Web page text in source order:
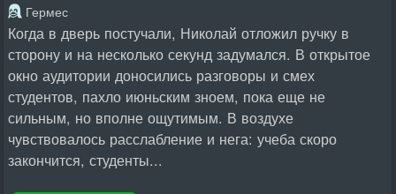
Гермес
Когда в дверь постучали, Николай отложил ручку в
сторону и на несколько секунд задумался. В открытое
окно аудитории доносились разговоры и смех
студентов, пахло июньским зноем, пока еще не
сильным, но вполне ощутимым. В воздухе
чувствовалось расслабление и нега: учеба скоро
закончится, студенты...